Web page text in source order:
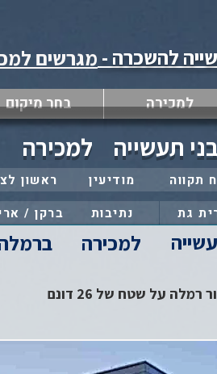
מגרשים להשכרה -
למכירה בחר מיקום
תעשייה למכירה
תקווה
גת
מודיעין ראשון
נתיבות
ברקן /
למכירה
על שטח של 26 דונם